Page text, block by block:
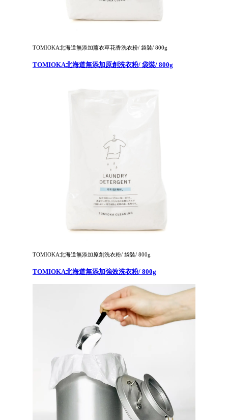
TOMIOKA北海道無添加薰衣草花香洗衣粉/ 袋裝/ 800g
TOMIOKA北海道無添加原創洗衣粉/ 袋裝/ 800g
TOMIOKA北海道無添加原創洗衣粉/ 袋裝/ 800g
TOMIOKA北海道無添加強效洗衣粉/ 800g